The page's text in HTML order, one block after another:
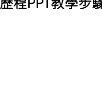
程PPT教學步